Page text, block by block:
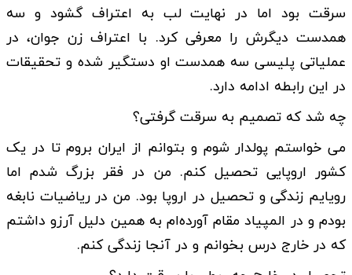
سرقت بود اما در نهایت لب به اعتراف گشود و سه
همدست دیگرش را معرفی کرد. با اعتراف زن جوان، در
عملیاتی پلیسی سه همدست او دستگیر شده و تحقیقات
در این رابطه ادامه دارد.
چه شد که تصمیم به سرقت گرفتی؟
می خواستم پولدار شوم و بتوانم از ایران بروم تا در یک
کشور اروپایی تحصیل کنم. من در فقر بزرگ شدم اما
رویایم زندگی و تحصیل در اروپا بود. من در ریاضیات نابغه
بودم و در المپیاد مقام آورده‌ام به همین دلیل آرزو داشتم
که در خارج درس بخوانم و در آنجا زندگی کنم.